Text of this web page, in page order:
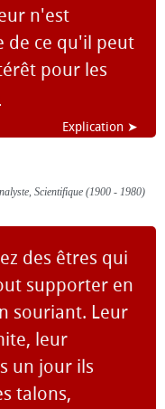
n'est
de ce qu'il peut
pour les
Explication ➤
Scientifique (1900 - 1980)
des êtres qui
supporter en
souriant. Leur
leur
un jour ils
talons,